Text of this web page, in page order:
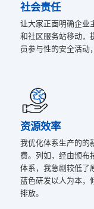
社会责任
让大家正面明确企业
和社区服务站移动，
员参与性的安全活动
资源效率
我优化体系生产的的
费。列如，经由颁布
体系，我急剧较低了
蓝色研发以人为本，
排放。